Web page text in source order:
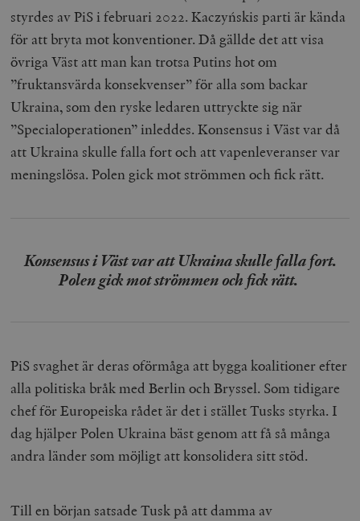
styrdes av PiS i februari 2022. Kaczyńskis parti är kända
för att bryta mot konventioner. Då gällde det att visa
övriga Väst att man kan trotsa Putins hot om
”fruktansvärda konsekvenser” för alla som backar
Ukraina, som den ryske ledaren uttryckte sig när
”Specialoperationen” inleddes. Konsensus i Väst var då
att Ukraina skulle falla fort och att vapenleveranser var
meningslösa. Polen gick mot strömmen och fick rätt.
Konsensus i Väst var att Ukraina skulle falla fort.
Polen gick mot strömmen och fick rätt.
PiS svaghet är deras oförmåga att bygga koalitioner efter
alla politiska bråk med Berlin och Bryssel. Som tidigare
chef för Europeiska rådet är det i stället Tusks styrka. I
dag hjälper Polen Ukraina bäst genom att få så många
andra länder som möjligt att konsolidera sitt stöd.
Till en början satsade Tusk på att damma av